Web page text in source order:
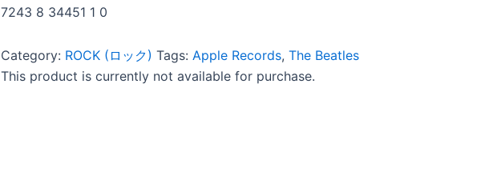
7243 8 34451 1 0
Category: ROCK (ロック) Tags: Apple Records, The Beatles
This product is currently not available for purchase.